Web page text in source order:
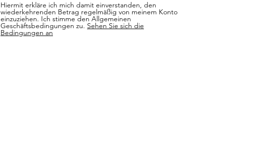
Hiermit erkläre ich mich damit einverstanden, den
wiederkehrenden Betrag regelmäßig von meinem Konto
einzuziehen. Ich stimme den Allgemeinen
Geschäftsbedingungen zu. Sehen Sie sich die
Bedingungen an